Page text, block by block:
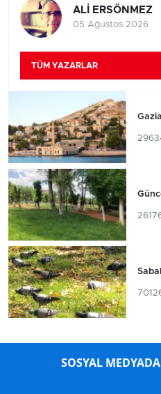
ALİ ERSÖNMEZ
05 Ağustos 2026
TÜM YAZARLAR
SOSYAL